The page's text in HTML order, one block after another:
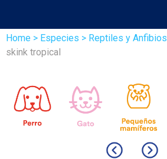
Home > Especies > Reptiles y Anfibios
skink tropical